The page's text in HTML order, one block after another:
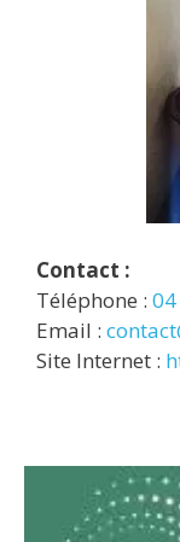
Contact :
Téléphone :
Email :
Site Internet :